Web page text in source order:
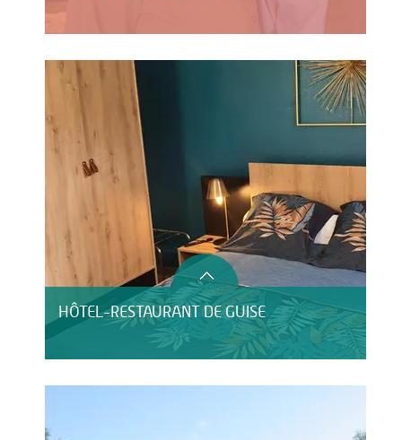
HÔTEL-RESTAURANT DE GUISE